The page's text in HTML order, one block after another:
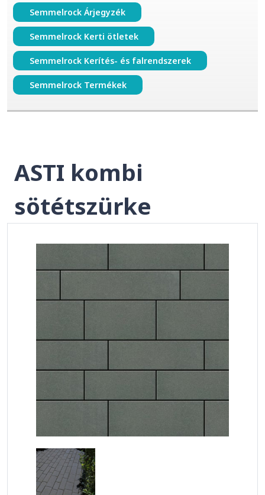
Semmelrock Árjegyzék
Semmelrock Kerti ötletek
Semmelrock Kerítés- és falrendszerek
Semmelrock Termékek
ASTI kombi
sötétszürke